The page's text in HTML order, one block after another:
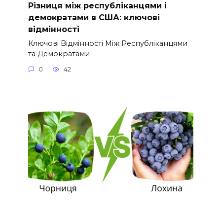
Різниця між республіканцями і
демократами в США: ключові
відмінності
Ключові Відмінності Між Республіканцями
та Демократами
0 42